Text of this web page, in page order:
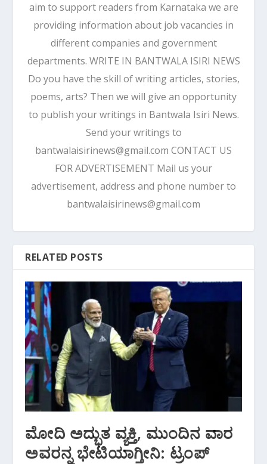
aim to support readers from Karnataka we are
providing information about job vacancies in
different companies and government
departments. WRITE IN BANTWALA ISIRI NEWS
Do you have the skill of writing articles, stories,
poems, arts? Then we will give an opportunity
to publish your writings in Bantwala Isiri News.
Send your writings to
bantwalaisirinews@gmail.com CONTACT US
FOR ADVERTISEMENT Mail us your
advertisement, address and phone number to
bantwalaisirinews@gmail.com
RELATED POSTS
ಮೋದಿ ಅದ್ಭುತ ವ್ಯಕ್ತಿ, ಮುಂದಿನ ವಾರ
ಅವರನ್ನ ಭೇಟಿಯಾಗ್ತೀನಿ: ಟ್ರಂಪ್‌